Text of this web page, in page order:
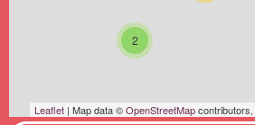
2
Leaflet | Map data ©OpenStreetMapcontributors,